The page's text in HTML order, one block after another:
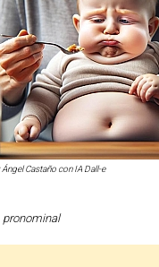
Castaño con IA Dall-e
pronominal